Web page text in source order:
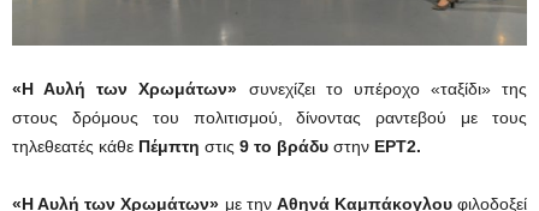
«Η Αυλή των Χρωμάτων» συνεχίζει το υπέροχο «ταξίδι» της
στους δρόμους του πολιτισμού, δίνοντας ραντεβού με τους
τηλεθεατές κάθε Πέμπτη στις 9 το βράδυ στην ΕΡΤ2.
«Η Αυλή των Χρωμάτων» με την Αθηνά Καμπάκογλου φιλοδοξεί